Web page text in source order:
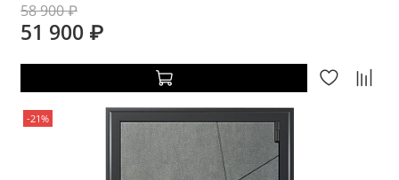
58 900 ₽
51 900 ₽
-21%